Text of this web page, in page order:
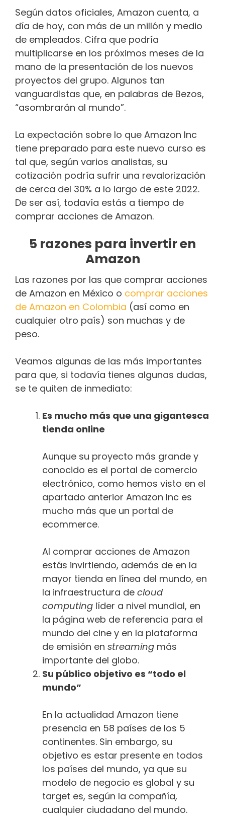
Según datos oficiales, Amazon cuenta, a
día de hoy, con más de un millón y medio
de empleados. Cifra que podría
multiplicarse en los próximos meses de la
mano de la presentación de los nuevos
proyectos del grupo. Algunos tan
vanguardistas que, en palabras de Bezos,
“asombrarán al mundo”.
La expectación sobre lo que Amazon Inc
tiene preparado para este nuevo curso es
tal que, según varios analistas, su
cotización podría sufrir una revalorización
de cerca del 30% a lo largo de este 2022.
De ser así, todavía estás a tiempo de
comprar acciones de Amazon.
5 razones para invertir en
Amazon
Las razones por las que comprar acciones
de Amazon en México o comprar acciones
de Amazon en Colombia (así como en
cualquier otro país) son muchas y de
peso.
Veamos algunas de las más importantes
para que, si todavía tienes algunas dudas,
se te quiten de inmediato:
Es mucho más que una gigantesca
tienda online
Aunque su proyecto más grande y
conocido es el portal de comercio
electrónico, como hemos visto en el
apartado anterior Amazon Inc es
mucho más que un portal de
ecommerce.
Al comprar acciones de Amazon
estás invirtiendo, además de en la
mayor tienda en línea del mundo, en
la infraestructura de cloud
computing líder a nivel mundial, en
la página web de referencia para el
mundo del cine y en la plataforma
de emisión en streaming más
importante del globo.
Su público objetivo es “todo el
mundo”
En la actualidad Amazon tiene
presencia en 58 países de los 5
continentes. Sin embargo, su
objetivo es estar presente en todos
los países del mundo, ya que su
modelo de negocio es global y su
target es, según la compañía,
cualquier ciudadano del mundo.